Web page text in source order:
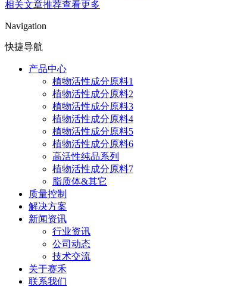
相关文章推荐查看更多
Navigation
快捷导航
产品中心
植物活性成分原料1
植物活性成分原料2
植物活性成分原料3
植物活性成分原料4
植物活性成分原料5
植物活性成分原料6
高活性纯品系列
植物活性成分原料7
脂质体&其它
质量控制
解决方案
新闻资讯
行业资讯
公司动态
技术交流
关于赛禾
联系我们